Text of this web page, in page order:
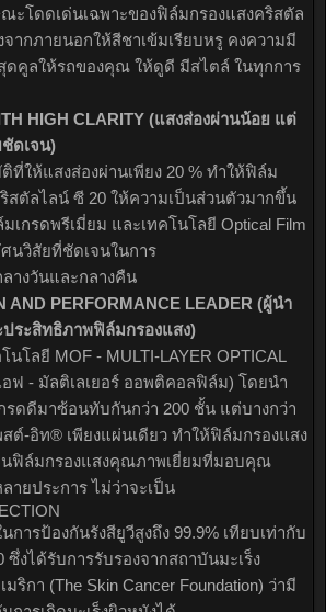
โดดเด่นเฉพาะของฟิล์มกรองแสงคริสตัล
ากภายนอกให้สีชาเข้มเรียบหรู คงความมี
ดคูลให้รถของคุณ ให้ดูดี มีสไตล์ ในทุกการ
HIGH CLARITY (แสงส่องผ่านน้อย แต่
ดเจน)
ให้แสงส่องผ่านเพียง 20 % ทำให้ฟิล์ม
สตัลไลน์ ซี 20 ให้ความเป็นส่วนตัวมากขึ้น
เกรดพรีเมี่ยม และเทคโนโลยี Optical Film
นวิสัยที่ชัดเจนในการ
างวันและกลางคืน
AND PERFORMANCE LEADER (ผู้นำ
ระสิทธิภาพฟิล์มกรองแสง)
นโลยี MOF - MULTI-LAYER OPTICAL
อฟ - มัลติเลเยอร์ ออพติคอลฟิล์ม) โดยนำ
รดดีมาซ้อนทับกันกว่า 200 ชั้น แต่บางกว่า
ต์-อิท® เพียงแผ่นเดียว ทำให้ฟิล์มกรองแสง
นฟิล์มกรองแสงคุณภาพเยี่ยมที่มอบคุณ
ายประการ ไม่ว่าจะเป็น
การป้องกันรังสียูวีสูงถึง 99.9% เทียบเท่ากับ
ซึ่งได้รับการรับรองจากสถาบันมะเร็ง
มริกา (The Skin Cancer Foundation) ว่ามี